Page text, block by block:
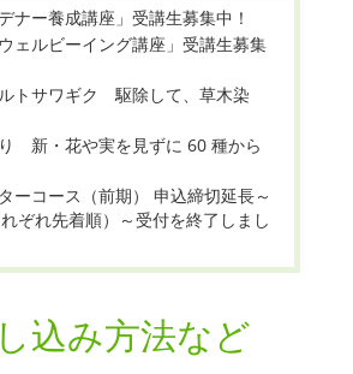
ナー養成講座」受講生募集中！
ェルビーイング講座」受講生募集
トサワギク 駆除して、草木染
新・花や実を見ずに 60 種から
コース（前期） 申込締切延長～
れ先着順）～受付を終了しまし
込み方法など